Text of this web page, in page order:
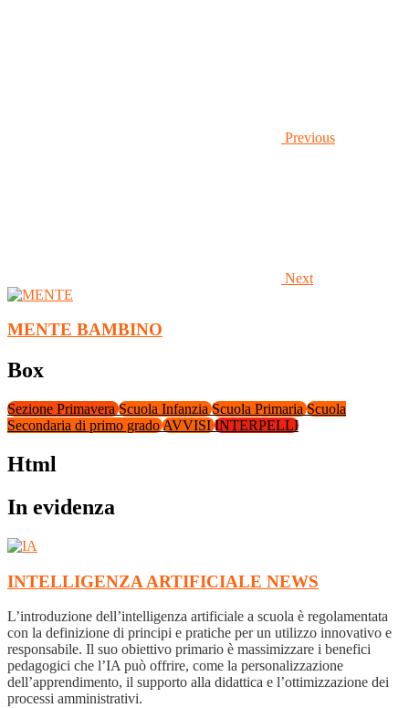
Previous
Next
MENTE BAMBINO
Box
Sezione PrimaveraScuola InfanziaScuola PrimariaScuola
Secondaria di primo gradoAVVISIINTERPELLI
Html
In evidenza
INTELLIGENZA ARTIFICIALE NEWS
L’introduzione dell’intelligenza artificiale a scuola è regolamentata
con la definizione di principi e pratiche per un utilizzo innovativo e
responsabile. Il suo obiettivo primario è massimizzare i benefici
pedagogici che l’IA può offrire, come la personalizzazione
dell’apprendimento, il supporto alla didattica e l’ottimizzazione dei
processi amministrativi.